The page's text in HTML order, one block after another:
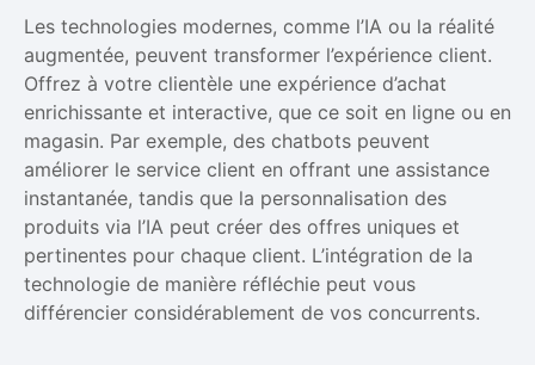
Les technologies modernes, comme l’IA ou la réalité
augmentée, peuvent transformer l’expérience client.
Offrez à votre clientèle une expérience d’achat
enrichissante et interactive, que ce soit en ligne ou en
magasin. Par exemple, des chatbots peuvent
améliorer le service client en offrant une assistance
instantanée, tandis que la personnalisation des
produits via l’IA peut créer des offres uniques et
pertinentes pour chaque client. L’intégration de la
technologie de manière réfléchie peut vous
différencier considérablement de vos concurrents.